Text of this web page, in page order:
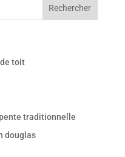
toit
traditionnelle
douglas